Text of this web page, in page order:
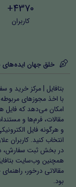
4370+
کاربران
خلق جهان ایده‌های
بتافایل | مرکز خرید و
امکان می‌دهد که فایل
مقالات، فرم‌ها و
و هرگونه فایل
انتخاب کنید. کاربران
در بخش ثبت سفارش،
همچنین وب‌سایت
مقالاتی درخور،
بود.